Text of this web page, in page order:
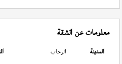
معلومات عن الشقة
المدينة الرحاب